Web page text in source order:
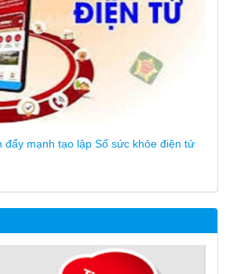
đẩy mạnh tạo lập Sổ sức khỏe điện tử